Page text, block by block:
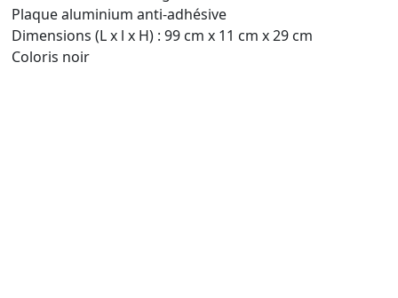
Plaque aluminium anti-adhésive
Dimensions (L x l x H) : 99 cm x 11 cm x 29 cm
Coloris noir